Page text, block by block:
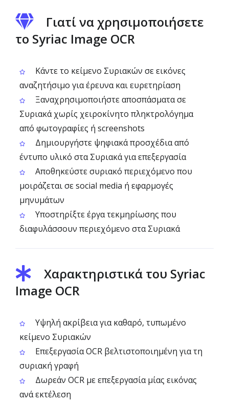
Γιατί να χρησιμοποιήσετε
το Syriac Image OCR
Κάντε το κείμενο Συριακών σε εικόνες
αναζητήσιμο για έρευνα και ευρετηρίαση
Ξαναχρησιμοποιήστε αποσπάσματα σε
Συριακά χωρίς χειροκίνητο πληκτρολόγημα
από φωτογραφίες ή screenshots
Δημιουργήστε ψηφιακά προσχέδια από
έντυπο υλικό στα Συριακά για επεξεργασία
Αποθηκεύστε συριακό περιεχόμενο που
μοιράζεται σε social media ή εφαρμογές
μηνυμάτων
Υποστηρίξτε έργα τεκμηρίωσης που
διαφυλάσσουν περιεχόμενο στα Συριακά
Χαρακτηριστικά του Syriac
Image OCR
Υψηλή ακρίβεια για καθαρό, τυπωμένο
κείμενο Συριακών
Επεξεργασία OCR βελτιστοποιημένη για τη
συριακή γραφή
Δωρεάν OCR με επεξεργασία μίας εικόνας
ανά εκτέλεση